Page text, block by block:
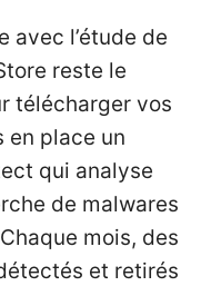
avec l’étude de
reste le
télécharger vos
en place un
qui analyse
de malwares
mois, des
et retirés